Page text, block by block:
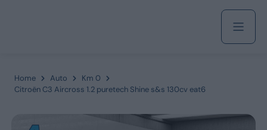
Azienda
Home Auto
Km 0
Citroën C3 Aircross 1.2 puretech Shine s&s 130cv eat6